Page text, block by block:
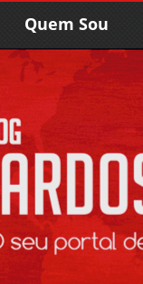
Quem Sou